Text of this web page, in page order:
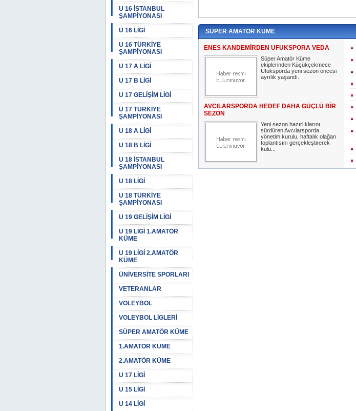
U 16 İSTANBUL
ŞAMPİYONASI
U 16 LİGİ
U 16 TÜRKİYE
ŞAMPİYONASI
U 17 A LİGİ
U 17 B LİGİ
U 17 GELİŞİM LİGİ
U 17 TÜRKİYE
ŞAMPİYONASI
U 18 A LİGİ
U 18 B LİGİ
U 18 İSTANBUL
ŞAMPİYONASI
U 18 LİGİ
U 18 TÜRKİYE
ŞAMPİYONASI
U 19 GELİŞİM LİGİ
U 19 LİGİ 1.AMATÖR
KÜME
U 19 LİGİ 2.AMATÖR
KÜME
ÜNİVERSİTE SPORLARI
VETERANLAR
VOLEYBOL
VOLEYBOL LİGLERİ
SÜPER AMATÖR KÜME
1.AMATÖR KÜME
2.AMATÖR KÜME
U 17 LİGİ
U 15 LİGİ
U 14 LİGİ
SÜPER AMATÖR KÜME
ENES KANDEMİRDEN UFUKSPORA VEDA
Süper Amatör Küme
ekiplerinden Küçükçekmece
Ufuksporda yeni sezon öncesi
ayrılık yaşandı.
AVCILARSPORDA HEDEF DAHA GÜÇLÜ BİR
SEZON
Yeni sezon hazırlıklarını
sürdüren Avcılarsporda
yönetim kurulu, haftalık olağan
toplantısını gerçekleştirerek
kulü...